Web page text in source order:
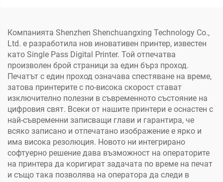
Компанията Shenzhen Shenchuangxing Technology Co.,
Ltd. е разработила нов иновативен принтер, известен
като Single Pass Digital Printer. Той отпечатва
произволен брой страници за един бърз проход.
Печатът с един проход означава спестяване на време,
затова принтерите с по-висока скорост стават
изключително полезни в съвременното състояние на
цифровия свят. Всеки от нашите принтери е оснастен с
най-съвременни записващи глави и гарантира, че
всяко записано и отпечатано изображение е ярко и
има висока резолюция. Новото ни интегрирано
софтуерно решение дава възможност на операторите
на принтера да коригират задачата по време на печат
и също така позволява на оператора да следи в